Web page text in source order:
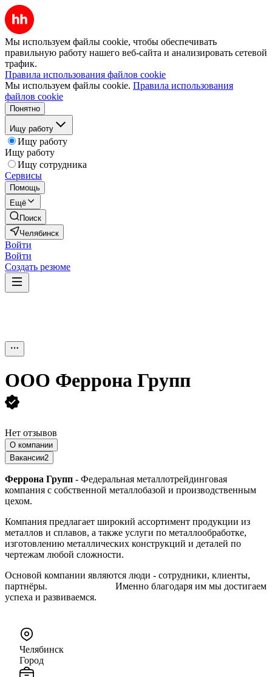
Мы используем файлы cookie, чтобы обеспечивать
правильную работу нашего веб-сайта и анализировать сетевой
трафик.
Правила использования файлов cookie
Мы используем файлы cookie. Правила использования
файлов cookie
Понятно
Ищу работу
Ищу работу
Ищу работу
Ищу сотрудника
Сервисы
Помощь
Ещё
Поиск
Челябинск
Войти
Войти
Создать резюме
ООО Феррона Групп
Нет отзывов
О компании
Вакансии2
Феррона Групп - Федеральная металлотрейдинговая
компания с собственной металлобазой и производственным
цехом.
Компания предлагает широкий ассортимент продукции из
металлов и сплавов, а также услуги по металлообработке,
изготовлению металлических конструкций и деталей по
чертежам любой сложности.
Основой компании являются люди - сотрудники, клиенты,
партнёры. Именно благодаря им мы достигаем
успеха и развиваемся.
Челябинск
Город